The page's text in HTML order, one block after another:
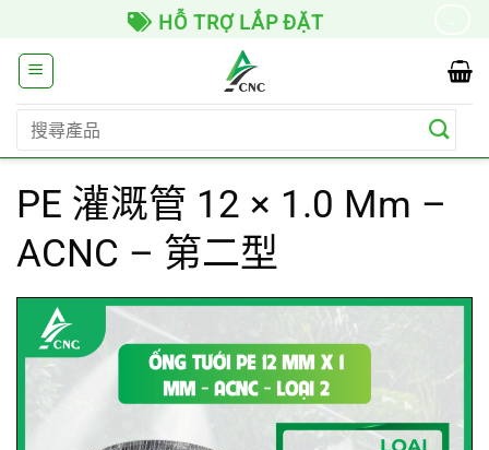
content
HỖ TRỢ LẮP ĐẶT
鍵
字:
PE 灌溉管 12 × 1.0 Mm –
ACNC – 第二型